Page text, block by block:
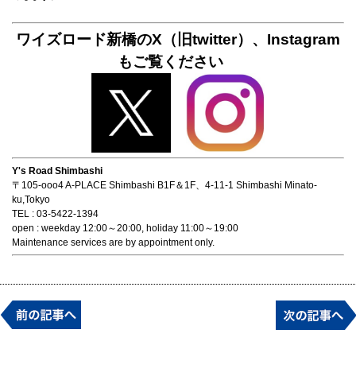
ワイズロード新橋のX（旧twitter）、Instagram
もご覧ください
Y's Road Shimbashi
〒105-ooo4 A-PLACE Shimbashi B1F＆1F、4-11-1 Shimbashi Minato-
ku,Tokyo
TEL : 03-5422-1394
open : weekday 12:00～20:00, holiday 11:00～19:00
Maintenance services are by appointment only.